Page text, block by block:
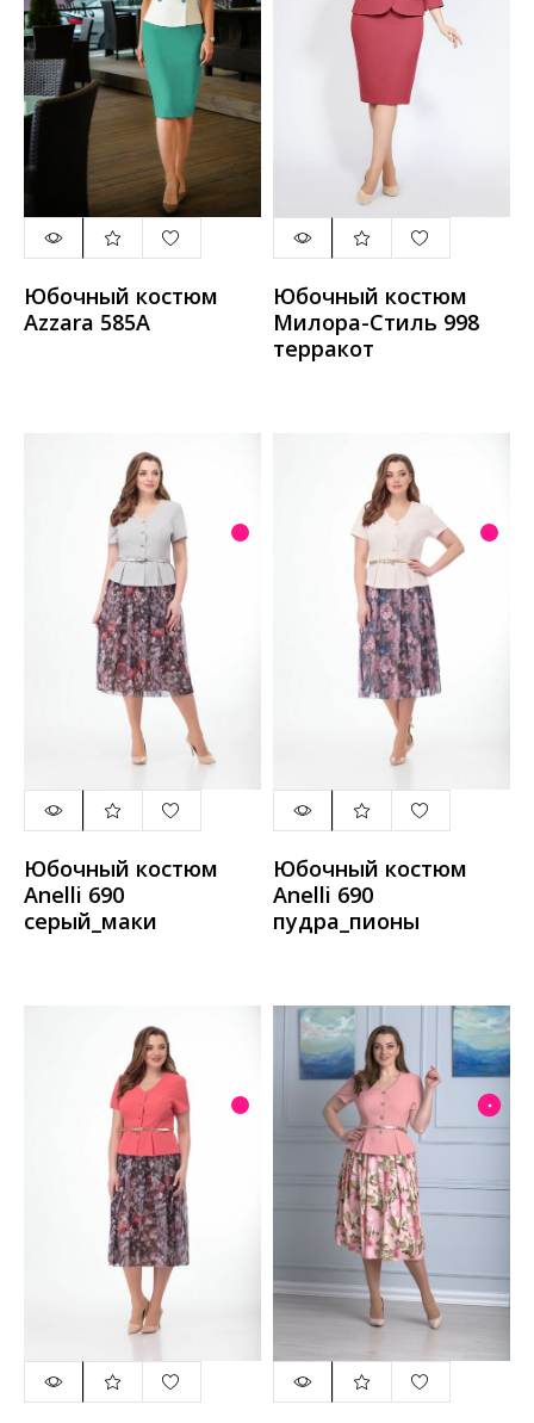
Юбочный костюм
Azzara 585А
Юбочный костюм
Милора-Стиль 998
терракот
Юбочный костюм
Anelli 690
серый_маки
Юбочный костюм
Anelli 690
пудра_пионы